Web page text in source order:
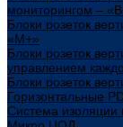
мониторингом –
Блоки розеток
«М+»
Блоки розеток
управлением
Блоки розеток
Горизонтальные
Система